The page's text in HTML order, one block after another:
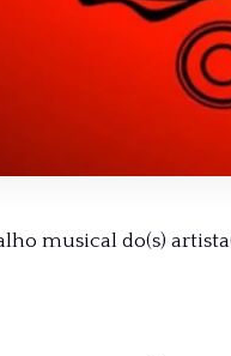
musical do(s)